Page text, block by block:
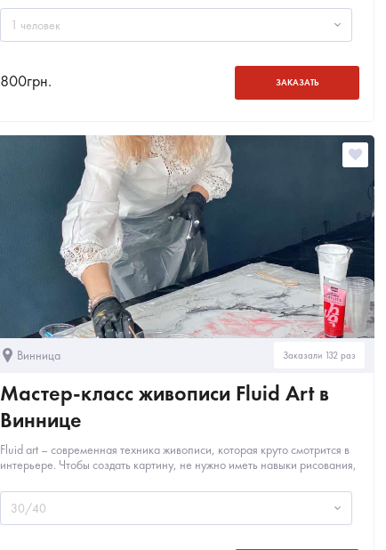
1 человек
800грн. ЗАКАЗАТЬ
Винница Заказали 132 раз
Мастер-класс живописи Fluid Art в
Виннице
Fluid art – современная техника живописи, которая круто смотрится в
интерьере. Чтобы создать картину, не нужно иметь навыки рисования,
30/40